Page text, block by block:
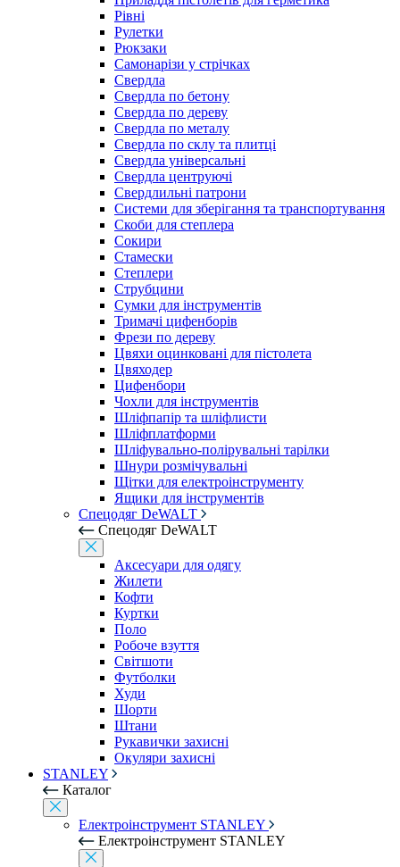
Рівні
Рулетки
Рюкзаки
Самонарізи у стрічках
Свердла
Свердла по бетону
Свердла по дереву
Свердла по металу
Свердла по склу та плитці
Свердла універсальні
Свердла центруючі
Свердлильні патрони
Системи для зберігання та транспортування
Скоби для степлера
Сокири
Стамески
Степлери
Струбцини
Сумки для інструментів
Тримачі цифенборів
Фрези по дереву
Цвяхи оцинковані для пістолета
Цвяходер
Цифенбори
Чохли для інструментів
Шліфпапір та шліфлисти
Шліфплатформи
Шліфувально-полірувальні тарілки
Шнури розмічувальні
Щітки для електроінструменту
Ящики для інструментів
Спецодяг DeWALT
Спецодяг DeWALT
Аксесуари для одягу
Жилети
Кофти
Куртки
Поло
Робоче взуття
Світшоти
Футболки
Худи
Шорти
Штани
Рукавички захисні
Окуляри захисні
STANLEY
Каталог
Електроінструмент STANLEY
Електроінструмент STANLEY